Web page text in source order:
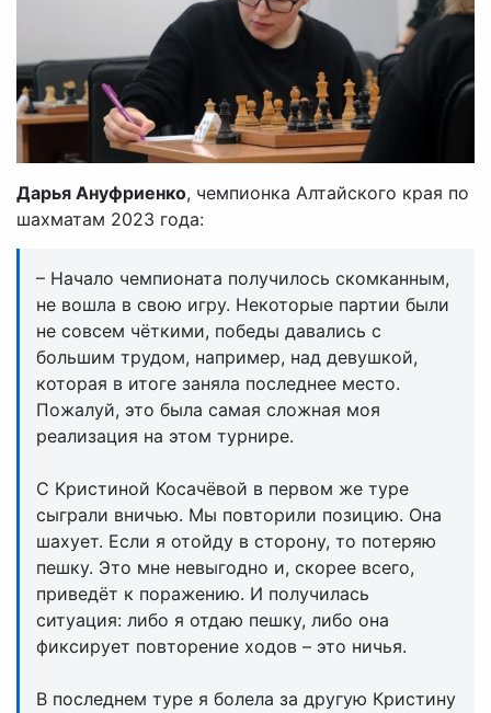
Дарья Ануфриенко, чемпионка Алтайского края по
шахматам 2023 года:
– Начало чемпионата получилось скомканным,
не вошла в свою игру. Некоторые партии были
не совсем чёткими, победы давались с
большим трудом, например, над девушкой,
которая в итоге заняла последнее место.
Пожалуй, это была самая сложная моя
реализация на этом турнире.
С Кристиной Косачёвой в первом же туре
сыграли вничью. Мы повторили позицию. Она
шахует. Если я отойду в сторону, то потеряю
пешку. Это мне невыгодно и, скорее всего,
приведёт к поражению. И получилась
ситуация: либо я отдаю пешку, либо она
фиксирует повторение ходов – это ничья.
В последнем туре я болела за другую Кристину